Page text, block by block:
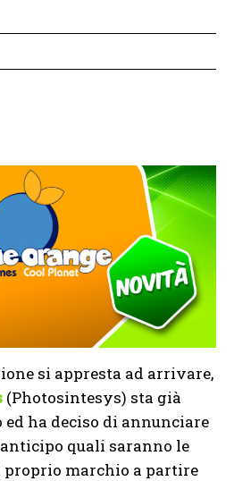
si appresta ad arrivare,
(Photosintesys) sta già
ha deciso di annunciare
quali saranno le
marchio a partire